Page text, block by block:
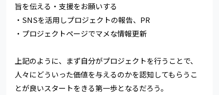
旨を伝える・支援をお願いする
・SNSを活用しプロジェクトの報告、PR
・プロジェクトページでマメな情報更新
上記のように、まず自分がプロジェクトを行うことで、
人々にどういった価値を与えるのかを認知してもらうこ
とが良いスタートをきる第一歩となるだろう。